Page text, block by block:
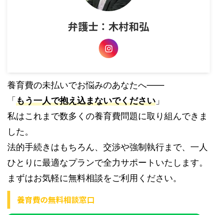
弁護士：木村和弘
養育費の未払いでお悩みのあなたへ――
「 もう一人で抱え込まないでください 」
私はこれまで数多くの養育費問題に取り組んできま
した。
法的手続きはもちろん、交渉や強制執行まで、一人
ひとりに最適なプランで全力サポートいたします。
まずはお気軽に無料相談をご利用ください。
養育費の無料相談窓口